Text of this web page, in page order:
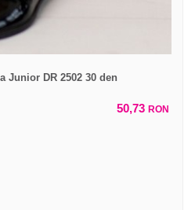
Junior DR 2502 30 den
50,73 RON